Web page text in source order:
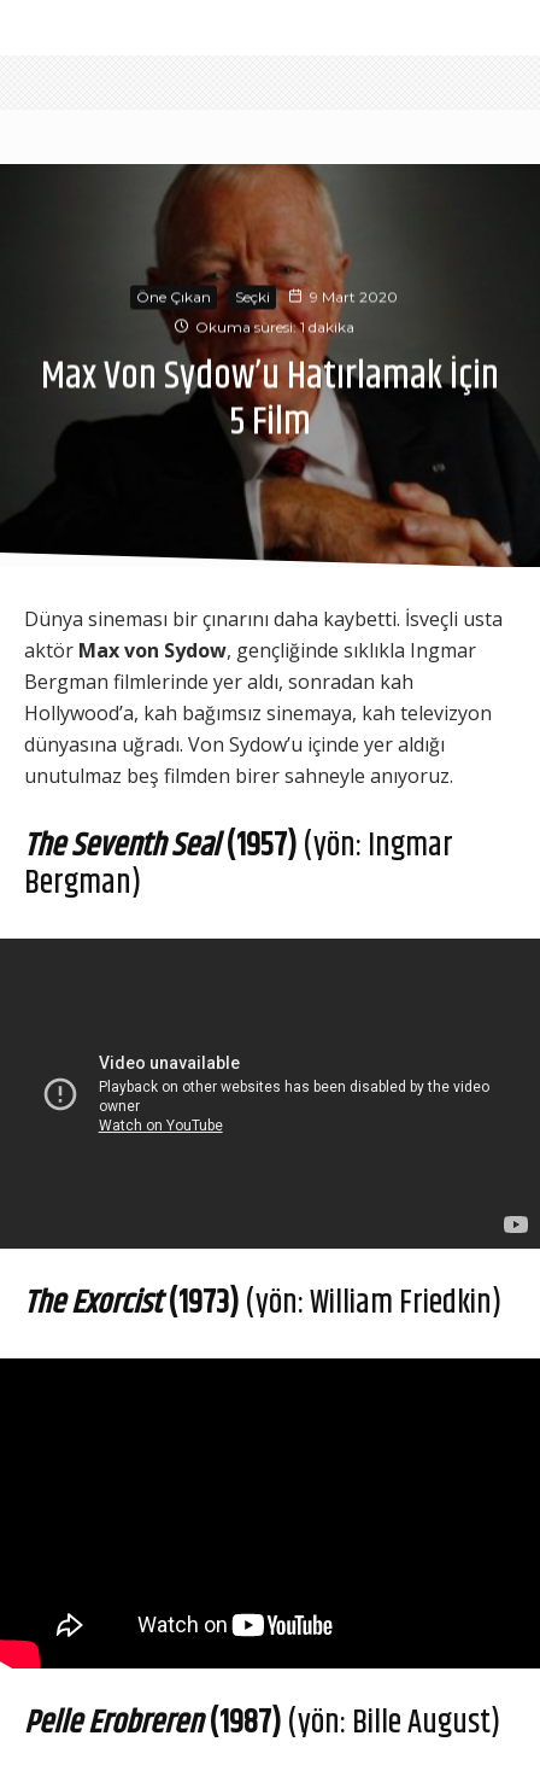
Öne Çıkan Seçki
9 Mart 2020
Okuma süresi: 1 dakika
Max Von Sydow’u Hatırlamak İçin
5 Film
Dünya sineması bir çınarını daha kaybetti. İsveçli usta
aktör Max von Sydow, gençliğinde sıklıkla Ingmar
Bergman filmlerinde yer aldı, sonradan kah
Hollywood’a, kah bağımsız sinemaya, kah televizyon
dünyasına uğradı. Von Sydow’u içinde yer aldığı
unutulmaz beş filmden birer sahneyle anıyoruz.
The Seventh Seal(1957)(yön: Ingmar
Bergman)
The Exorcist(1973)(yön: William Friedkin)
Pelle Erobreren(1987)(yön: Bille August)